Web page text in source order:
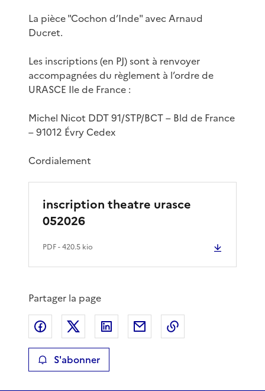
La pièce "Cochon d’Inde" avec Arnaud
Ducret.
Les inscriptions (en PJ) sont à renvoyer
accompagnées du règlement à l’ordre de
URASCE Ile de France :
Michel Nicot DDT 91/STP/BCT – Bld de France
– 91012 Évry Cedex
Cordialement
inscription theatre urasce
052026
PDF- 420.5 kio
Partager la page
Partager sur Facebook
Partager sur XPartager sur LinkedIn
Partager par email
S'abonner